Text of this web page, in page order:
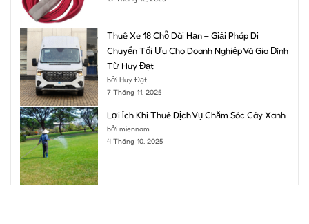
Thuê Xe 18 Chỗ Dài Hạn – Giải Pháp Di
Chuyển Tối Ưu Cho Doanh Nghiệp Và Gia Đình
Từ Huy Đạt
bởi Huy Đạt
7 Tháng 11, 2025
Lợi Ích Khi Thuê Dịch Vụ Chăm Sóc Cây Xanh
bởi miennam
4 Tháng 10, 2025